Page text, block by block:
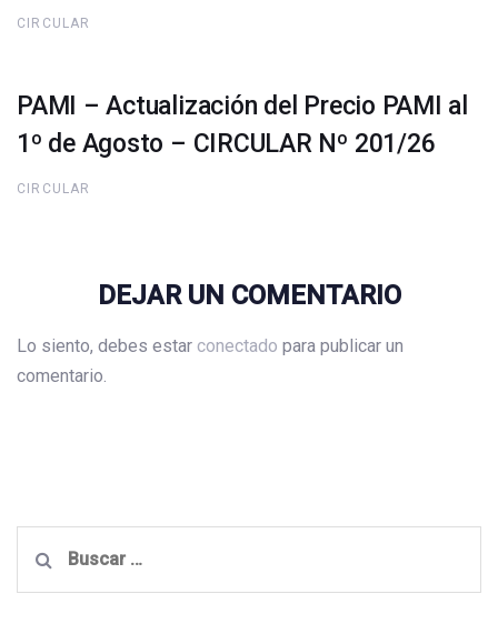
CIRCULAR
PAMI – Actualización del Precio PAMI al
1º de Agosto – CIRCULAR Nº 201/26
CIRCULAR
DEJAR UN COMENTARIO
Lo siento, debes estar conectado para publicar un
comentario.